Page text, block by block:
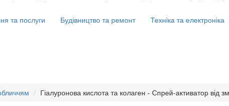
та послуги Будівництво та ремонт Техніка та електроніка
Гіалуронова кислота та колаген - Спрей-активатор від